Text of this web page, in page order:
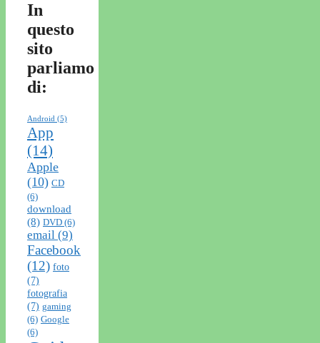
In
questo
sito
parliamo
di:
Android (5)
App
(14)
Apple
(10) CD
(6)
download
(8) DVD (6)
email (9)
Facebook
(12) foto
(7)
fotografia
(7) gaming
(6) Google
(6)